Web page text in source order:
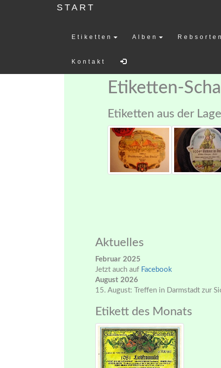
START
Etiketten Alben
Kontakt
Etiketten-
Etiketten aus der
Aktuelles
Februar 2025
Jetzt auch auf Facebook
August 2026
15. August: Treffen in Darmstadt zur
Etikett des Monats